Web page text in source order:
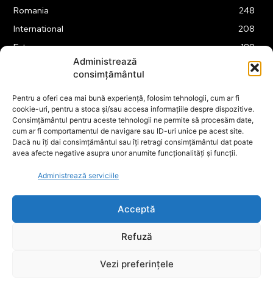
Administrează
consimțământul
Pentru a oferi cea mai bună experiență, folosim tehnologii, cum ar fi
cookie-uri, pentru a stoca și/sau accesa informațiile despre dispozitive.
Consimțământul pentru aceste tehnologii ne permite să procesăm date,
cum ar fi comportamentul de navigare sau ID-uri unice pe acest site.
Dacă nu îți dai consimțământul sau îți retragi consimțământul dat poate
avea afecte negative asupra unor anumite funcționalități și funcții.
Administrează serviciile
Acceptă
Refuză
Vezi preferințele
Romania
248
International
208
Externe
188
175
Tehnologie
Financiar
160
ABUZURI
158
Social
Educatie
Cultura
149